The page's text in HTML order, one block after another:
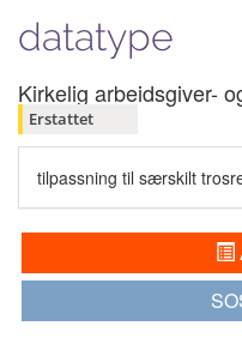
datatype
Kirkelig arbeidsgiver-
Erstattet
tilpassning til særskilt